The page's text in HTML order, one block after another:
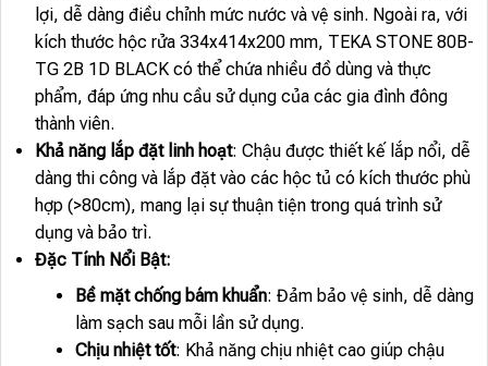
lợi, dễ dàng điều chỉnh mức nước và vệ sinh. Ngoài ra, với
kích thước hộc rửa 334x414x200 mm, TEKA STONE 80B-
TG 2B 1D BLACK có thể chứa nhiều đồ dùng và thực
phẩm, đáp ứng nhu cầu sử dụng của các gia đình đông
thành viên.
Khả năng lắp đặt linh hoạt: Chậu được thiết kế lắp nổi, dễ
dàng thi công và lắp đặt vào các hộc tủ có kích thước phù
hợp (>80cm), mang lại sự thuận tiện trong quá trình sử
dụng và bảo trì.
Đặc Tính Nổi Bật:
Bề mặt chống bám khuẩn: Đảm bảo vệ sinh, dễ dàng
làm sạch sau mỗi lần sử dụng.
Chịu nhiệt tốt: Khả năng chịu nhiệt cao giúp chậu